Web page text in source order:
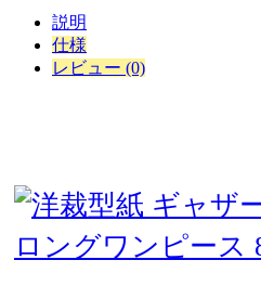
説明
仕様
レビュー (0)